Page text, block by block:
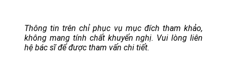
Thông tin trên chỉ phục vụ mục đích tham khảo,
không mang tính chất khuyến nghị. Vui lòng liên
hệ bác sĩ để được tham vấn chi tiết.